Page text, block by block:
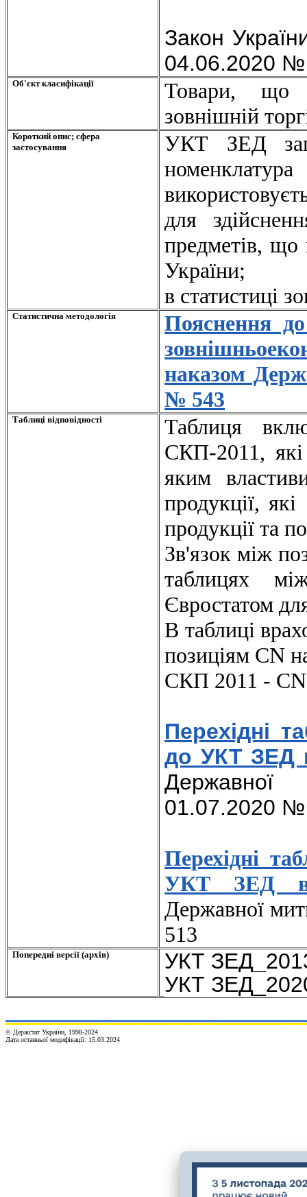
Закон
04.06.2020
Об'єкт класифікації
Товари, що
зовнішній
Короткий опис; сфера
застосування
УКТ
ЗЕД
для
предметів,
України;
в статистиці
Статистична методологія
Пояснення до
наказом
№ 543
Таблиці відповідності
Таблиця
СКП-2011, які
яким
продукції,
продукції та
Зв'язок між
таблицях
Євростатом
В таблиці
позиціям CN
СКП 2011 -
Перехідні
до УКТ ЗЕД
01.07.2020
Перехідні
УКТ ЗЕД
Державної
513
Попередні версії (архів) УКТ ЗЕД
УКТ
© Держстат України, 1998-2024
Дата останньої модифікації: 15.03.2024